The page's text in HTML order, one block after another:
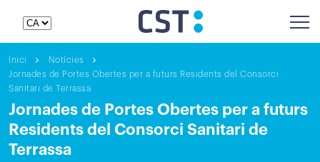
Inici
Notícies
Jornades de Portes Obertes per a futurs Residents del Consorci
Sanitari de Terrassa
Jornades de Portes Obertes per a futurs
Residents del Consorci Sanitari de
Terrassa